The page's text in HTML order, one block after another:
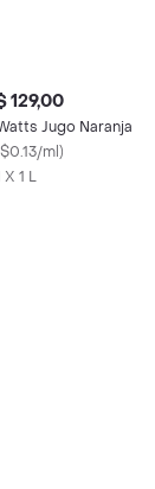
129,00
Jugo Naranja
$0.13/ml)
X 1 L